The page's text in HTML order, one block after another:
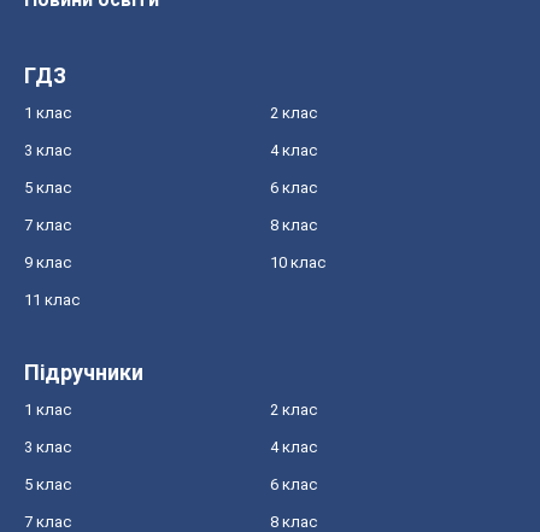
ГДЗ
1 клас 2 клас
3 клас 4 клас
5 клас 6 клас
7 клас 8 клас
9 клас 10 клас
11 клас
Підручники
1 клас 2 клас
3 клас 4 клас
5 клас 6 клас
7 клас 8 клас